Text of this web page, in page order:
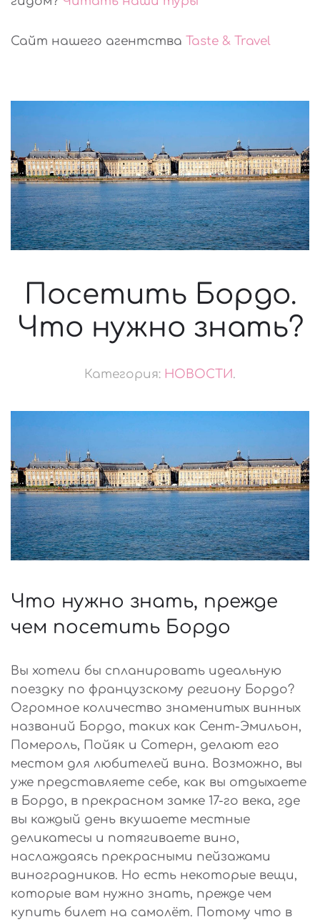
Сайт нашего агентства Taste & Travel
Посетить Бордо.
Что нужно знать?
Категория: НОВОСТИ.
Что нужно знать, прежде
чем посетить Бордо
Вы хотели бы спланировать идеальную
поездку по французскому региону Бордо?
Огромное количество знаменитых винных
названий Бордо, таких как Сент-Эмильон,
Помероль, Пойяк и Сотерн, делают его
местом для любителей вина. Возможно, вы
уже представляете себе, как вы отдыхаете
в Бордо, в прекрасном замке 17-го века, где
вы каждый день вкушаете местные
деликатесы и потягиваете вино,
наслаждаясь прекрасными пейзажами
виноградников. Но есть некоторые вещи,
которые вам нужно знать, прежде чем
купить билет на самолёт. Потому что в